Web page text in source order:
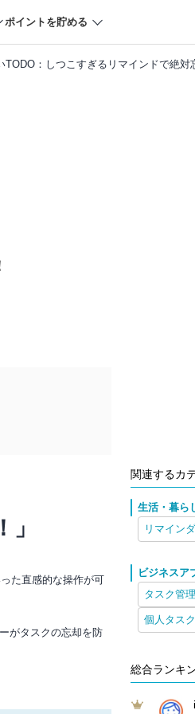
ポイントを貯める
TODO：しつこすぎるリマインドで絶対
た直感的な操作が可
がタスクの忘却を防
関連するカ
生活・暮ら
リマイン
ビジネスア
タスク管
個人タス
総合ランキ